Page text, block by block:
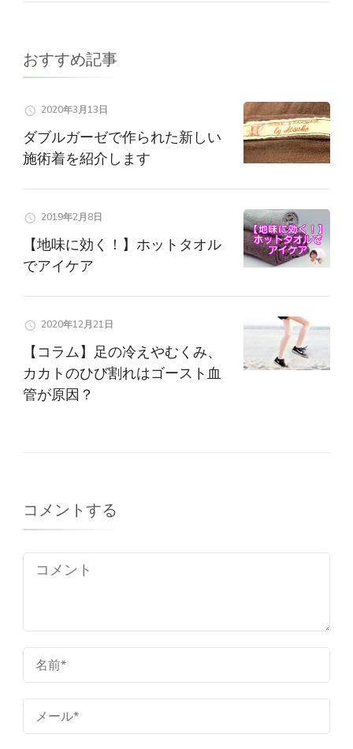
シ
ョ
ン
おすすめ記事
2020年3月13日
ダブルガーゼで作られた新しい
施術着を紹介します
2019年2月8日
【地味に効く！】ホットタオル
でアイケア
2020年12月21日
【コラム】足の冷えやむくみ、
カカトのひび割れはゴースト血
管が原因？
コメントする